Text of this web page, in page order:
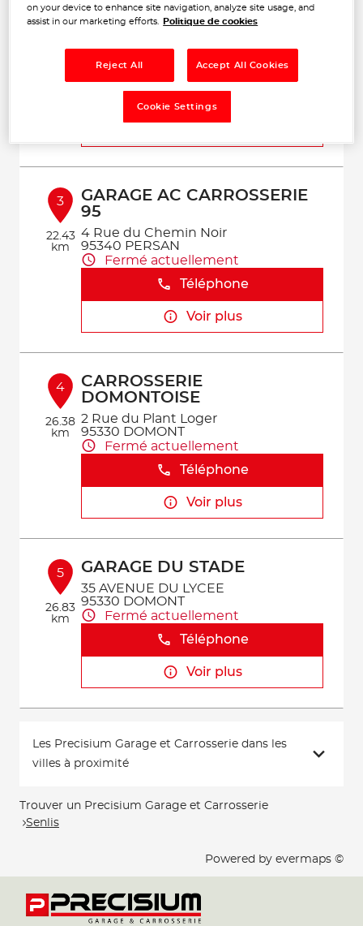
km
AUTO SERVICE
ROUTE DE MOUY
60290 CAUFFRY
Fermé actuellement
3
22.43
km
GARAGE AC CARROSSERIE
95
4 Rue du Chemin Noir
95340 PERSAN
Fermé actuellement
Téléphone
Voir plus
4
26.38
km
CARROSSERIE
DOMONTOISE
2 Rue du Plant Loger
95330 DOMONT
Fermé actuellement
Téléphone
Voir plus
5
26.83
km
GARAGE DU STADE
35 AVENUE DU LYCEE
95330 DOMONT
Fermé actuellement
Téléphone
Voir plus
Les Precisium Garage et Carrosserie dans les
villes à proximité
Trouver un Precisium Garage et Carrosserie
Senlis
Powered by evermaps ©
on your device to enhance site navigation, analyze site usage, and
assist in our marketing efforts.
Politique de cookies
Reject All Accept All Cookies
Cookie Settings